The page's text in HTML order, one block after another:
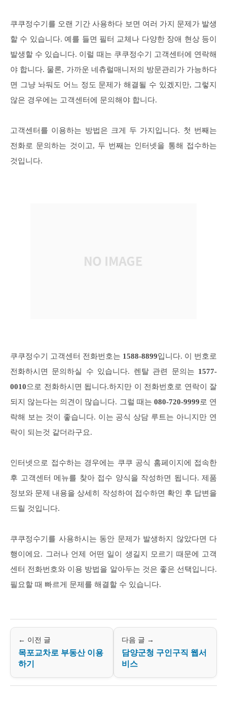
쿠쿠정수기를 오랜 기간 사용하다 보면 여러 가지 문제가 발생
할 수 있습니다. 예를 들면 필터 교체나 다양한 장애 현상 등이
발생할 수 있습니다. 이럴 때는 쿠쿠정수기 고객센터에 연락해
야 합니다. 물론, 가까운 네츄럴매니저의 방문관리가 가능하다
면 그냥 놔둬도 어느 정도 문제가 해결될 수 있겠지만, 그렇지
않은 경우에는 고객센터에 문의해야 합니다.
고객센터를 이용하는 방법은 크게 두 가지입니다. 첫 번째는
전화로 문의하는 것이고, 두 번째는 인터넷을 통해 접수하는
것입니다.
쿠쿠정수기 고객센터 전화번호는 1588-8899입니다. 이 번호로
전화하시면 문의하실 수 있습니다. 렌탈 관련 문의는 1577-
0010으로 전화하시면 됩니다.하지만 이 전화번호로 연락이 잘
되지 않는다는 의견이 많습니다. 그럴 때는 080-720-9999로 연
락해 보는 것이 좋습니다. 이는 공식 상담 루트는 아니지만 연
락이 되는것 같더라구요.
인터넷으로 접수하는 경우에는 쿠쿠 공식 홈페이지에 접속한
후 고객센터 메뉴를 찾아 접수 양식을 작성하면 됩니다. 제품
정보와 문제 내용을 상세히 작성하여 접수하면 확인 후 답변을
드릴 것입니다.
쿠쿠정수기를 사용하시는 동안 문제가 발생하지 않았다면 다
행이에요. 그러나 언제 어떤 일이 생길지 모르기 때문에 고객
센터 전화번호와 이용 방법을 알아두는 것은 좋은 선택입니다.
필요할 때 빠르게 문제를 해결할 수 있습니다.
← 이전 글
목포교차로 부동산 이용
하기
다음 글 →
담양군청 구인구직 웹서
비스